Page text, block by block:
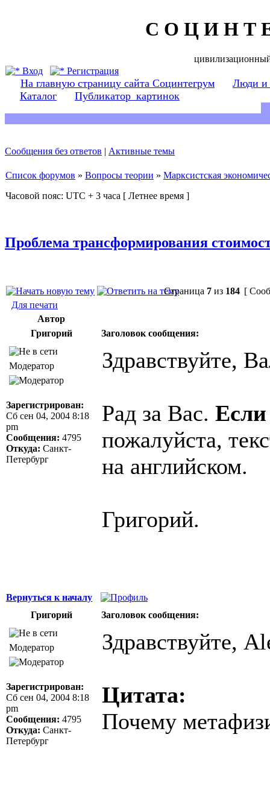
С О Ц И Н Т
Вход
Регистрация
На главную страницу сайта Социнтегрум
Люди и
Каталог
Публикатор_картинок
Сообщения без ответов | Активные темы
Список форумов » Вопросы теории » Марксистская
Часовой пояс: UTC + 3 часа [ Летнее время ]
Проблема трансформирования
Страница 7 из 184 [
Для печати
Автор
Григорий
Заголовок сообщения:
Модератор
Зарегистрирован:
Сб сен 04, 2004 8:18
pm
Сообщения: 4795
Откуда: Санкт-
Петербург
Здравствуйте,
Рад за Вас. Если
пожалуйста,
на английском.
Григорий.
Вернуться к началу
Григорий
Заголовок сообщения:
Модератор
Зарегистрирован:
Сб сен 04, 2004 8:18
pm
Сообщения: 4795
Откуда: Санкт-
Петербург
Здравствуйте,
Цитата:
Почему